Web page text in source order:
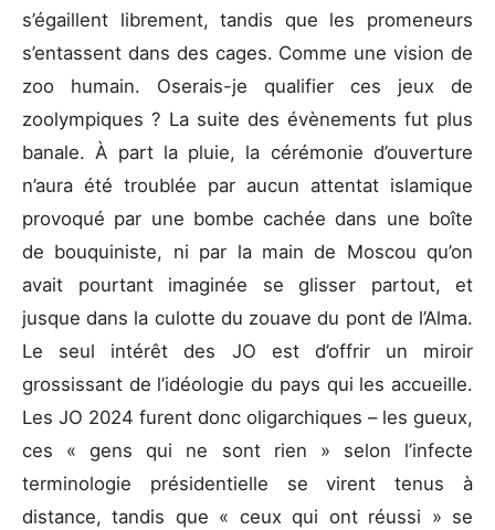
s’égaillent librement, tandis que les promeneurs
s’entassent dans des cages. Comme une vision de
zoo humain. Oserais-je qualifier ces jeux de
zoolympiques ? La suite des évènements fut plus
banale. À part la pluie, la cérémonie d’ouverture
n’aura été troublée par aucun attentat islamique
provoqué par une bombe cachée dans une boîte
de bouquiniste, ni par la main de Moscou qu’on
avait pourtant imaginée se glisser partout, et
jusque dans la culotte du zouave du pont de l’Alma.
Le seul intérêt des JO est d’offrir un miroir
grossissant de l’idéologie du pays qui les accueille.
Les JO 2024 furent donc oligarchiques – les gueux,
ces « gens qui ne sont rien » selon l’infecte
terminologie présidentielle se virent tenus à
distance, tandis que « ceux qui ont réussi » se